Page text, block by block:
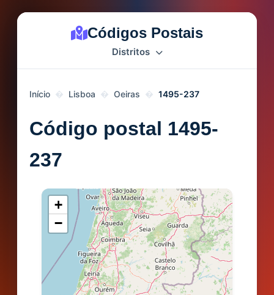
Códigos Postais
Distritos
Início Lisboa Oeiras 1495-237
Código postal 1495-
237
+
−